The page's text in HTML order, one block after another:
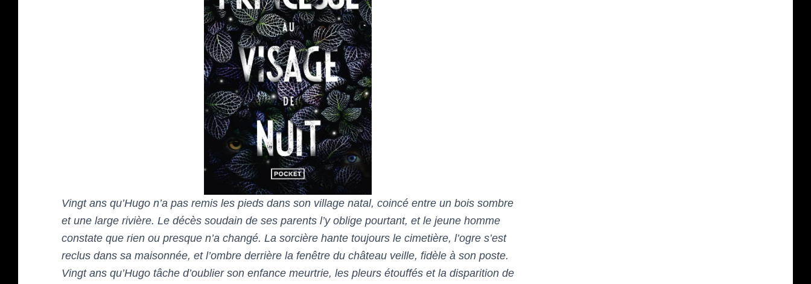
Vingt ans qu’Hugo n’a pas remis les pieds dans son village natal, coincé entre un bois sombre
et une large rivière. Le décès soudain de ses parents l’y oblige pourtant, et le jeune homme
constate que rien ou presque n’a changé. La sorcière hante toujours le cimetière, l’ogre s’est
reclus dans sa maisonnée, et l’ombre derrière la fenêtre du château veille, fidèle à son poste.
Vingt ans qu’Hugo tâche d’oublier son enfance meurtrie, les pleurs étouffés et la disparition de